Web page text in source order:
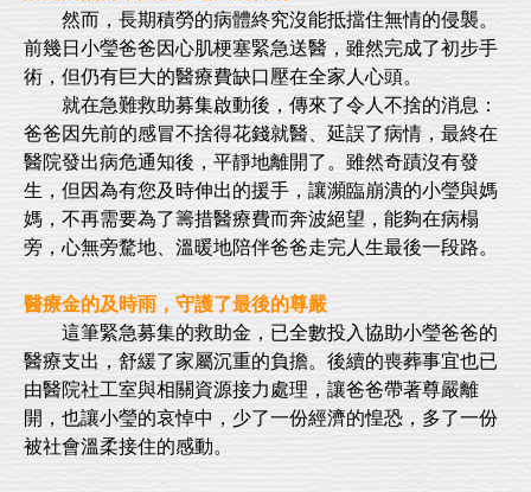
然而，長期積勞的病體終究沒能抵擋住無情的侵襲。
前幾日小瑩爸爸因心肌梗塞緊急送醫，雖然完成了初步手
術，但仍有巨大的醫療費缺口壓在全家人心頭。
就在急難救助募集啟動後，傳來了令人不捨的消息：
爸爸因先前的感冒不捨得花錢就醫、延誤了病情，最終在
醫院發出病危通知後，平靜地離開了。雖然奇蹟沒有發
生，但因為有您及時伸出的援手，讓瀕臨崩潰的小瑩與媽
媽，不再需要為了籌措醫療費而奔波絕望，能夠在病榻
旁，心無旁騖地、溫暖地陪伴爸爸走完人生最後一段路。
醫療金的及時雨，守護了最後的尊嚴
這筆緊急募集的救助金，已全數投入協助小瑩爸爸的
醫療支出，舒緩了家屬沉重的負擔。後續的喪葬事宜也已
由醫院社工室與相關資源接力處理，讓爸爸帶著尊嚴離
開，也讓小瑩的哀悼中，少了一份經濟的惶恐，多了一份
被社會溫柔接住的感動。